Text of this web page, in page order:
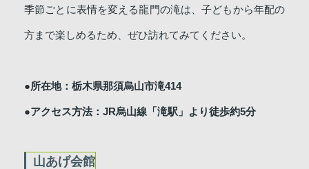
季節ごとに表情を変える龍門の滝は、子どもから年配の
方まで楽しめるため、ぜひ訪れてみてください。
●所在地：栃木県那須烏山市滝414
●アクセス方法：JR烏山線「滝駅」より徒歩約5分
山あげ会館